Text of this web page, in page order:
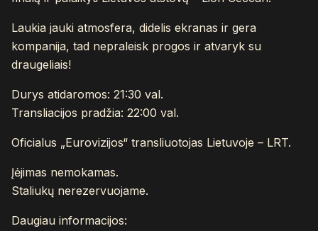
Laukia jauki atmosfera, didelis ekranas ir gera
kompanija, tad nepraleisk progos ir atvaryk su
draugeliais!
Durys atidaromos: 21:30 val.
Transliacijos pradžia: 22:00 val.
Oficialus „Eurovizijos“ transliuotojas Lietuvoje – LRT.
Įėjimas nemokamas.
Staliukų nerezervuojame.
Daugiau informacijos: